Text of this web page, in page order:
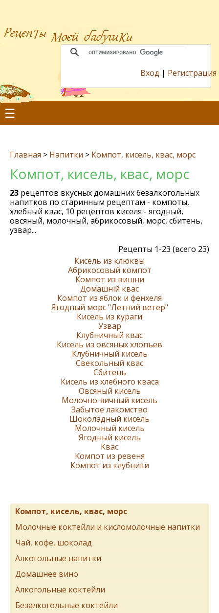
Вход | Регистрация
☰
Главная > Напитки > Компот, кисель, квас, морс
Компот, кисель, квас, морс
23 рецептов вкусных домашних безалкогольных
напитков по старинным рецептам - компоты,
хлебный квас, 10 рецептов киселя - ягодный,
овсяный, молочный, абрикосовый, морс, сбитень,
узвар...
Рецепты 1-23 (всего 23)
Кисель из клюквы
Абрикосовый компот
Компот из вишни
Домашній квас
Компот из яблок и фенхеля
Ягодный морс "Летний ветер"
Кисель из кураги
Узвар
Клубничный квас
Кисель из овсяных хлопьев
Клубничный кисель
Свекольный квас
Сбитень
Кисель из хлебного кваса
Овсяный кисель
Молочно-яичный кисель
Забытое лакомство
Шоколадный кисель
Молочный кисель
Ягодный кисель
Квас
Компот из ревеня
Компот из клубники
Компот, кисель, квас, морс
Молочные коктейли и кисломолочные напитки
Чай, кофе, шоколад
Алкогольные напитки
Домашнее вино
Алкогольные коктейли
Безалкогольные коктейли